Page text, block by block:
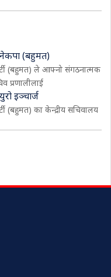
नेकपा (बहुमत)
(बहुमत) ले आफ्नो संगठनात्मक
प्रणालीलाई
इञ्चार्ज
(बहुमत) का केन्द्रीय सचिवालय